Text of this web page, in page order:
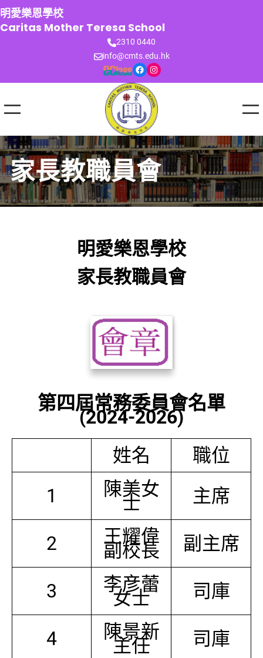
跳
至
主
明愛樂恩學校
Caritas Mother Teresa School
2310 0440
info@cmts.edu.hk
Facebook Instagram
家長教職員會
明愛樂恩學校
家長教職員會
第四屆常務委員會名單
(2024-2026)
姓名
職位
1
陳美女
士 主席
2 王耀偉
副校長 副主席
3 李彦蕾
女士 司庫
4 陳景新
主任 司庫